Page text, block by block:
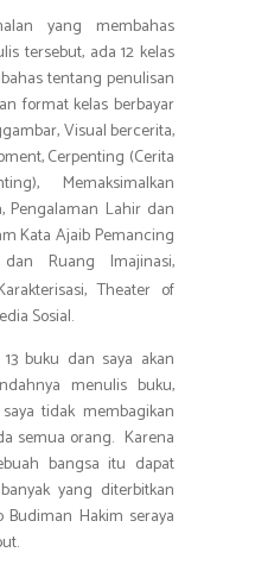
yang membahas
tersebut, ada 12 kelas
tentang penulisan
format kelas berbayar
Visual bercerita,
Cerpenting (Cerita
Memaksimalkan
Pengalaman Lahir dan
Kata Ajaib Pemancing
Ruang Imajinasi,
Theater of
Sosial.
buku dan saya akan
menulis buku,
tidak membagikan
semua orang. Karena
bangsa itu dapat
yang diterbitkan
Hakim seraya